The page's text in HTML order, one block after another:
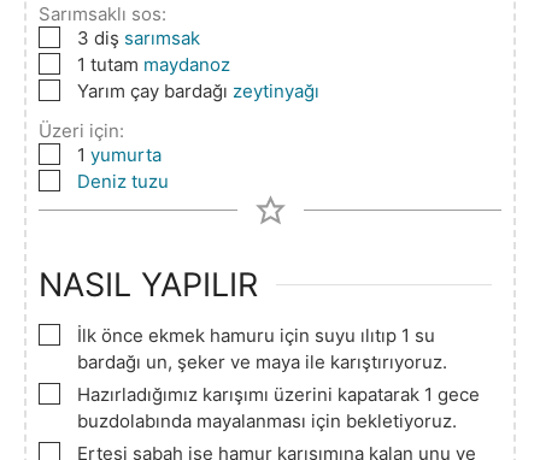
Sarımsaklı sos:
▢
3 diş sarımsak
▢1 tutam maydanoz
▢
Yarım çay bardağı zeytinyağı
Üzeri için:
▢1 yumurta
▢
Deniz tuzu
NASIL YAPILIR
▢
İlk önce ekmek hamuru için suyu ılıtıp 1 su
bardağı un, şeker ve maya ile karıştırıyoruz.
▢
Hazırladığımız karışımı üzerini kapatarak 1 gece
buzdolabında mayalanması için bekletiyoruz.
▢
Ertesi sabah ise hamur karışımına kalan unu ve